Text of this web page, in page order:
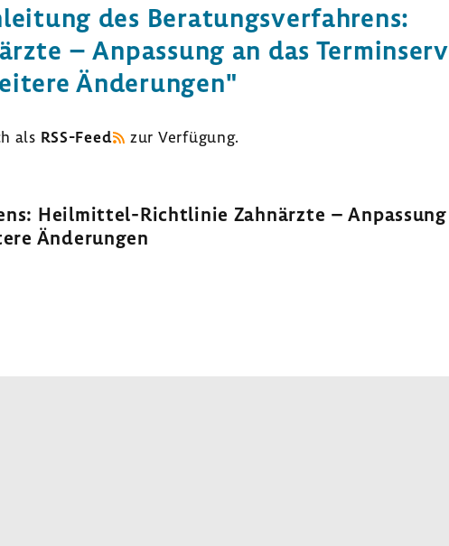
des Bera­tungs­ver­fah­rens:
– Anpas­sung an das
Ände­rungen"
als RSS-​Feed zur Verfü­gung.
Heilmittel-​Richtlinie Zahn­ärzte – Anpas­sung
Ände­rungen